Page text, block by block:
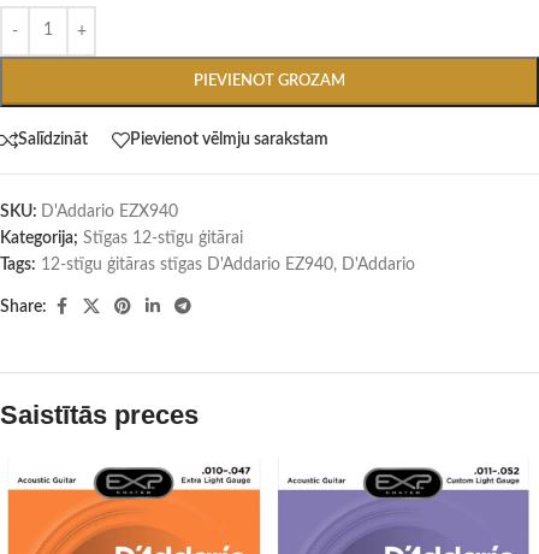
PIEVIENOT GROZAM
Salīdzināt Pievienot vēlmju sarakstam
SKU:
D'Addario EZX940
Kategorija; Stīgas 12-stīgu ģitārai
Tags: 12-stīgu ģitāras stīgas D'Addario EZ940, D'Addario
Share:
Saistītās preces